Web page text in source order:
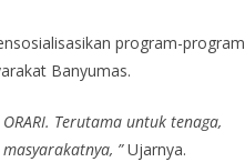
program-program
Banyumas.
Terutama untuk tenaga,
”Ujarnya.